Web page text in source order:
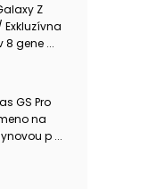
Z
Exkluzívna
gene ...
GS Pro
na
p ...